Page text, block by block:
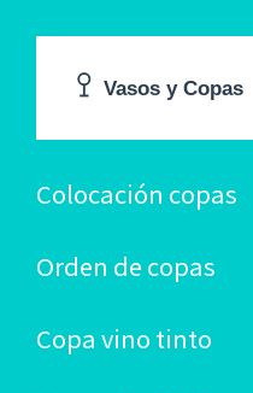
Colocación copas
Orden de copas
Copa vino tinto